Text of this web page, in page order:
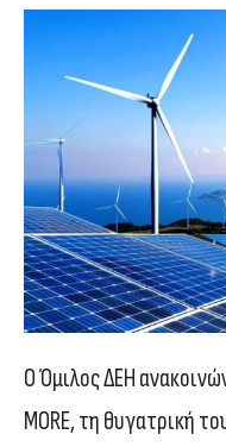
Ο Όμιλος ΔΕΗ
MORE, τη θυγατρική